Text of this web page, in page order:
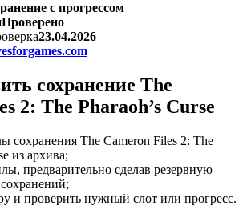
с прогрессом
Проверено
23.04.2026
сохранение The
2: The Pharaoh’s Curse
сохранения The Cameron Files 2: The
из архива;
предварительно сделав резервную
и проверить нужный слот или прогресс.